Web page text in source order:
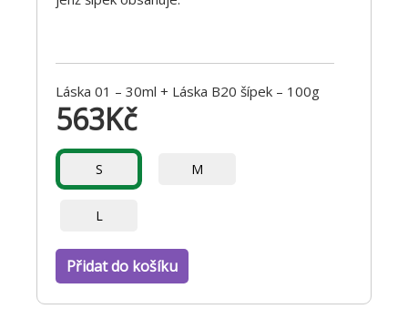
Láska 01 – 30ml + Láska B20 šípek – 100g
563Kč
S M
L
Přidat do košíku